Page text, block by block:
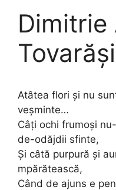
Dimitrie
Atâtea flori și nu
veșminte…
Câți ochi frumoși
de-odăjdii sfinte,
Și câtă purpură și
mpărătească,
Când de ajuns e